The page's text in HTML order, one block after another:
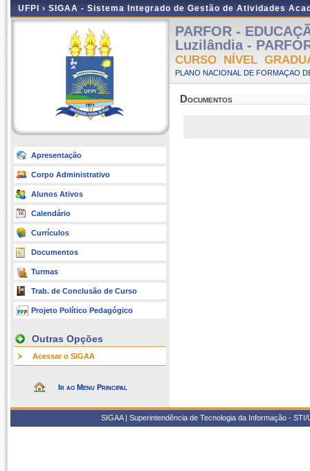
UFPI › SIGAA - Sistema Integrado de Gestão de Atividades
Apresentação
Corpo Administrativo
Alunos Ativos
Calendário
Currículos
Documentos
Turmas
Trab. de Conclusão de Curso
Projeto Político Pedagógico
Outras Opções
Acessar o SIGAA
Ir ao Menu Principal
PARFOR -
Luzilândia -
CURSO NÍVEL
PLANO NACIONAL DE FORMAÇAO
Documentos
SIGAA | Superintendência de Tecnologia da Informação -